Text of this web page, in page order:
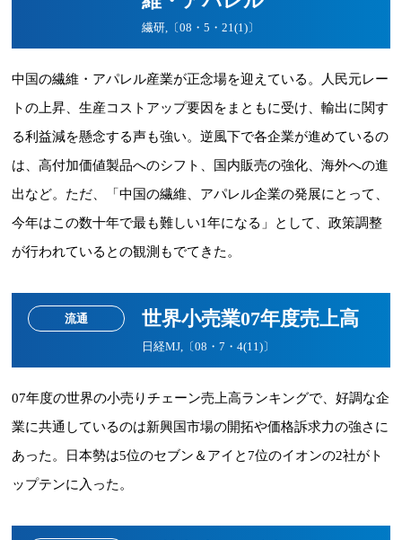
繊研,〔08・5・21(1)〕
中国の繊維・アパレル産業が正念場を迎えている。人民元レー
トの上昇、生産コストアップ要因をまともに受け、輸出に関す
る利益減を懸念する声も強い。逆風下で各企業が進めているの
は、高付加価値製品へのシフト、国内販売の強化、海外への進
出など。ただ、「中国の繊維、アパレル企業の発展にとって、
今年はこの数十年で最も難しい1年になる」として、政策調整
が行われているとの観測もでてきた。
流通 世界小売業07年度売上高
日経MJ,〔08・7・4(11)〕
07年度の世界の小売りチェーン売上高ランキングで、好調な企
業に共通しているのは新興国市場の開拓や価格訴求力の強さに
あった。日本勢は5位のセブン＆アイと7位のイオンの2社がト
ップテンに入った。